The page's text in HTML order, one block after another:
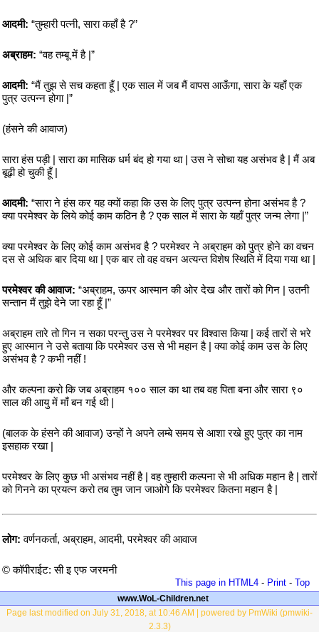
आदमी: “तुम्हारी पत्नी, सारा कहाँ है ?”
अब्राहम: “वह तम्बू में है |”
आदमी: “मैं तुझ से सच कहता हूँ | एक साल में जब मैं वापस आऊँगा, सारा के यहाँ एक
पुत्र उत्पन्न होगा |”
(हंसने की आवाज)
सारा हंस पड़ी | सारा का मासिक धर्म बंद हो गया था | उस ने सोचा यह असंभव है | मैं अब
बूढ़ी हो चुकी हूँ |
आदमी: “सारा ने हंस कर यह क्यों कहा कि उस के लिए पुत्र उत्पन्न होना असंभव है ?
क्या परमेश्वर के लिये कोई काम कठिन है ? एक साल में सारा के यहाँ पुत्र जन्म लेगा |”
क्या परमेश्वर के लिए कोई काम असंभव है ? परमेश्वर ने अब्राहम को पुत्र होने का वचन
दस से अधिक बार दिया था | एक बार तो वह वचन अत्यन्त विशेष स्थिति में दिया गया था |
परमेश्वर की आवाज: “अब्राहम, ऊपर आस्मान की ओर देख और तारों को गिन | उतनी
सन्तान मैं तुझे देने जा रहा हूँ |”
अब्राहम तारे तो गिन न सका परन्तु उस ने परमेश्वर पर विश्वास किया | कई तारों से भरे
हुए आस्मान ने उसे बताया कि परमेश्वर उस से भी महान है | क्या कोई काम उस के लिए
असंभव है ? कभी नहीं !
और कल्पना करो कि जब अब्राहम १०० साल का था तब वह पिता बना और सारा ९०
साल की आयु में माँ बन गई थी |
(बालक के हंसने की आवाज) उन्हों ने अपने लम्बे समय से आशा रखे हुए पुत्र का नाम
इसहाक रखा |
परमेश्वर के लिए कुछ भी असंभव नहीं है | वह तुम्हारी कल्पना से भी अधिक महान है | तारों
को गिनने का प्रयत्न करो तब तुम जान जाओगे कि परमेश्वर कितना महान है |
लोग: वर्णनकर्ता, अब्राहम, आदमी, परमेश्वर की आवाज
© कॉपीराईट: सी इ एफ जरमनी
This page in HTML4 - Print - Top
www.WoL-Children.net
Page last modified on July 31, 2018, at 10:46 AM | powered by PmWiki (pmwiki-
2.3.3)